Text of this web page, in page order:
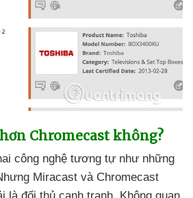
Chromecast không?
công nghệ tương tự như những
Miracast và Chromecast
là đối thủ cạnh tranh . Không quan